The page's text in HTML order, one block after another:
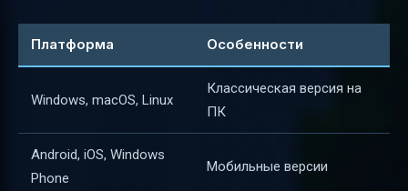
Платформа Особенности
Windows, macOS, Linux
Классическая версия на
ПК
Android, iOS, Windows
Phone
Мобильные версии